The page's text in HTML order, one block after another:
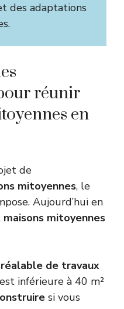
des adaptations
réunir
en
de
mitoyennes, le
Aujourd’hui en
mitoyennes
de travaux
inférieure à 40 m²
si vous